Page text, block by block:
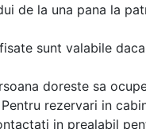
de la una pana la
sunt valabile
doreste sa
rezervari in
in prealabil